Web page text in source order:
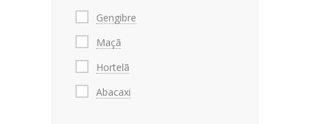
Gengibre
Maçã
Hortelã
Abacaxi